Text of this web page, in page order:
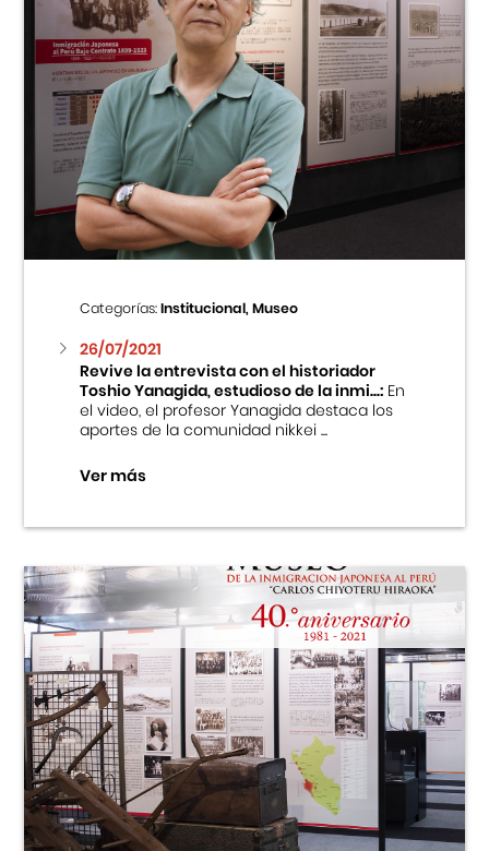
Categorías:Institucional, Museo
26/07/2021
Revive la entrevista con el historiador
Toshio Yanagida, estudioso de la inmi...:En
el video, el profesor Yanagida destaca los
aportes de la comunidad nikkei ...
Ver más